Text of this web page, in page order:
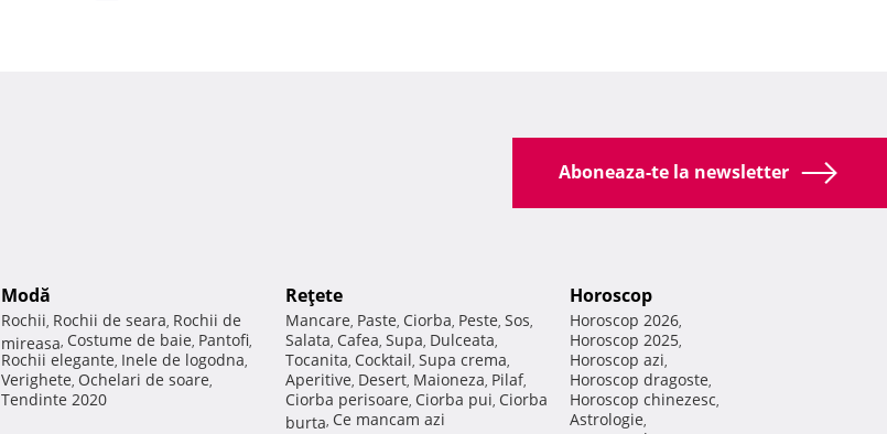
Aboneaza-te la newsletter
Modă
Rochii, Rochii de seara, Rochii de
mireasa, Costume de baie, Pantofi,
Rochii elegante, Inele de logodna,
Verighete, Ochelari de soare,
Tendinte 2020
Reţete
Mancare, Paste, Ciorba, Peste, Sos,
Salata, Cafea, Supa, Dulceata,
Tocanita, Cocktail, Supa crema,
Aperitive, Desert, Maioneza, Pilaf,
Ciorba perisoare, Ciorba pui, Ciorba
burta, Ce mancam azi
Horoscop
Horoscop 2026,
Horoscop 2025,
Horoscop azi,
Horoscop dragoste,
Horoscop chinezesc,
Astrologie,